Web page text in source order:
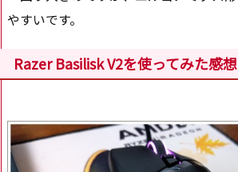
やすいです。
Razer Basilisk V2を使ってみた感想